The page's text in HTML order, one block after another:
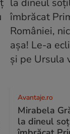
Avantaje.ro
Mirabela
la dineul